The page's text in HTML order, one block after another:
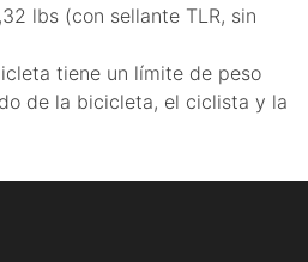
lbs (con sellante TLR, sin
tiene un límite de peso
de la bicicleta, el ciclista y la